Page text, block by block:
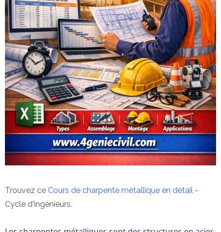
Trouvez ce Cours de charpente métallique en détail -
Cycle d'ingénieurs.